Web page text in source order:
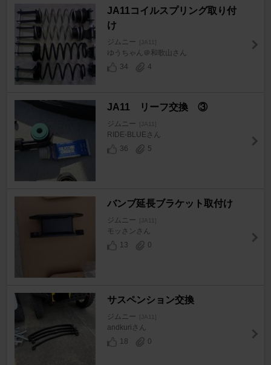
JA11コイルスプリング取り付
け
ジムニー [JA11]
ゆうちゃん＠和歌山さん
34
4
JA11 リーフ交換 ③
ジムニー [JA11]
RIDE-BLUEさん
36
5
バンブ延長ブラケット取付け
ジムニー [JA11]
モッさンさん
13
0
サスペンション交換
ジムニー [JA11]
andkuriさん
18
0